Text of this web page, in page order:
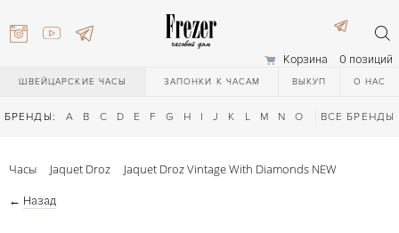
Корзина 0 позиций
ШВЕЙЦАРСКИЕ ЧАСЫ ЗАПОНКИ К ЧАСАМ ВЫКУП О НАС
БРЕНДЫ: A B C D E F G H I J K L M N O Q R S T
ВСЕ БРЕНДЫ
Часы Jaquet Droz Jaquet Droz Vintage With Diamonds NEW
← Назад